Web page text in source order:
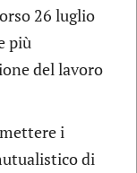
26 luglio
più
del lavoro
i
di